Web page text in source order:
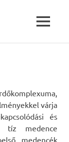
MENU
várja
és
tíz medence
medencék